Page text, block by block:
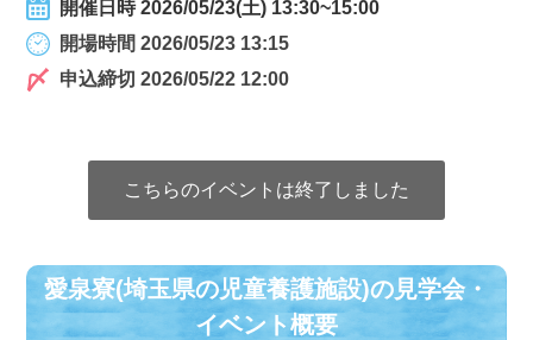
開催日時 2026/05/23(土) 13:30~15:00
開場時間 2026/05/23 13:15
申込締切 2026/05/22 12:00
こちらのイベントは終了しました
愛泉寮(埼玉県の児童養護施設)の⾒学会・
イベント概要